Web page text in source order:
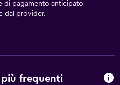
di pagamento anticipato
dal provider.
più frequenti